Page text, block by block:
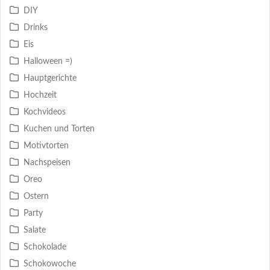
DIY
Drinks
Eis
Halloween =)
Hauptgerichte
Hochzeit
Kochvideos
Kuchen und Torten
Motivtorten
Nachspeisen
Oreo
Ostern
Party
Salate
Schokolade
Schokowoche